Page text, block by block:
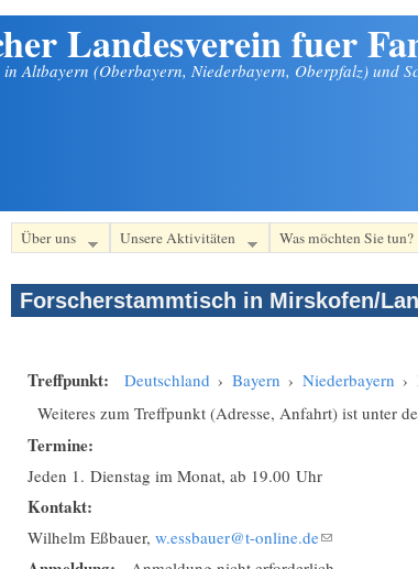
Landesverein fuer
Altbayern (Oberbayern, Niederbayern, Oberpfalz) und
Über uns Unsere Aktivitäten Was möchten Sie tun?
Forscherstammtisch in Mirskofen/
Treffpunkt: Deutschland › Bayern › Niederbayern ›
Weiteres zum Treffpunkt (Adresse, Anfahrt) ist unter
Termine:
Jeden 1. Dienstag im Monat, ab 19.00 Uhr
Kontakt:
Wilhelm Eßbauer, w.essbauer@t-online.de(Link sendet